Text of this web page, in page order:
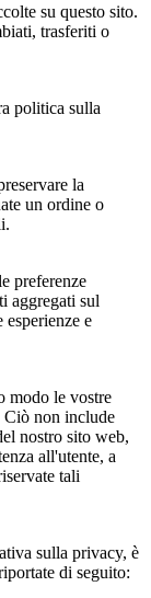
su questo sito.
trasferiti o
politica sulla
la
un ordine o
preferenze
aggregati sul
e
modo le vostre
Ciò non include
nostro sito web,
all'utente, a
tali
sulla privacy, è
di seguito: